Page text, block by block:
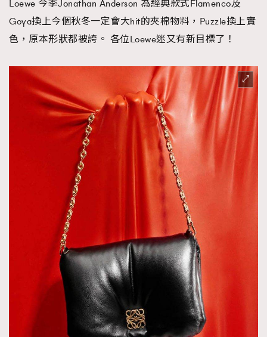
Loewe 今季Jonathan Anderson 為經典款式Flamenco及
Goya換上今個秋冬一定會大hit的夾棉物料，Puzzle換上實
色，原本形狀都被誇。 各位Loewe迷又有新目標了！